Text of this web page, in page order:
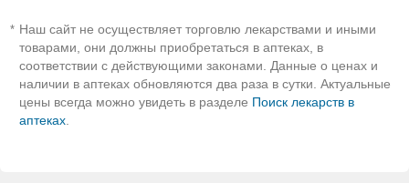
* Наш сайт не осуществляет торговлю лекарствами и иными
товарами, они должны приобретаться в аптеках, в
соответствии с действующими законами. Данные о ценах и
наличии в аптеках обновляются два раза в сутки. Актуальные
цены всегда можно увидеть в разделе Поиск лекарств в
аптеках